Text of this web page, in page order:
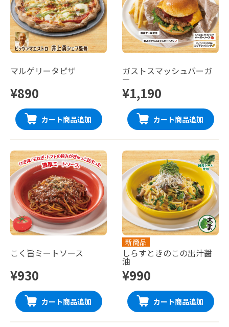
マルゲリータピザ
¥890
カート商品追加
ガストスマッシュバーガ
ー
¥1,190
カート商品追加
こく旨ミートソース
¥930
カート商品追加
新商品
しらすときのこの出汁醤
油
¥990
カート商品追加